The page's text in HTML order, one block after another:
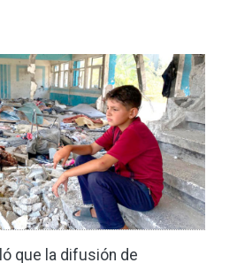
que la difusión de